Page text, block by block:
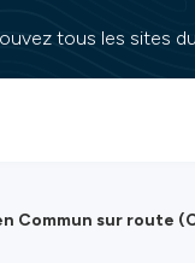
tous les sites
Commun sur route